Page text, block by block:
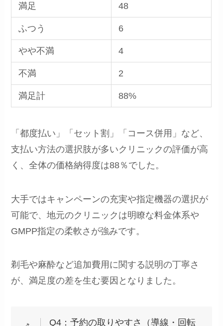
満足 48
ふつう 6
やや不満 4
不満 2
満足計 88%
「都度払い」「セット割」「コース併用」など、
支払い方法の選択肢が多いクリニックの評価が高
く、全体の価格納得度は88％でした。
大手ではキャンペーンの充実や指定機器の選択が
可能で、地元のクリニックは明瞭な料金体系や
GMPP指定の柔軟さが強みです。
剃毛や麻酔など追加費用に関する説明の丁寧さ
が、満足度の差を生む要因となりました。
Q4：予約の取りやすさ（導線・回転